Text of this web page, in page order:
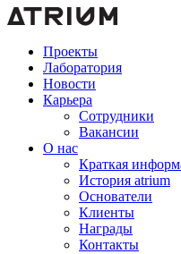
Проекты
Лаборатория
Новости
Карьера
Сотрудники
Вакансии
О нас
Краткая
История atrium
Основатели
Клиенты
Награды
Контакты